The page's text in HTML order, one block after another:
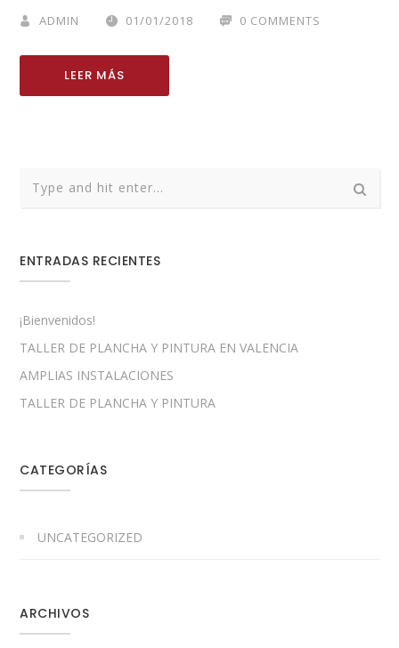
ADMIN 01/01/2018 0 COMMENTS
LEER MÁS
ENTRADAS RECIENTES
¡Bienvenidos!
TALLER DE PLANCHA Y PINTURA EN VALENCIA
AMPLIAS INSTALACIONES
TALLER DE PLANCHA Y PINTURA
CATEGORÍAS
UNCATEGORIZED
ARCHIVOS